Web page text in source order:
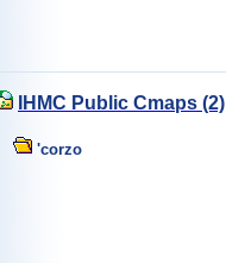
IHMC Public Cmaps (2)
'corzo